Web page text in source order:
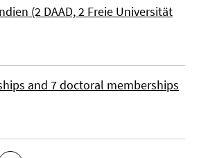
(2 DAAD, 2 Freie Universität
and 7 doctoral memberships